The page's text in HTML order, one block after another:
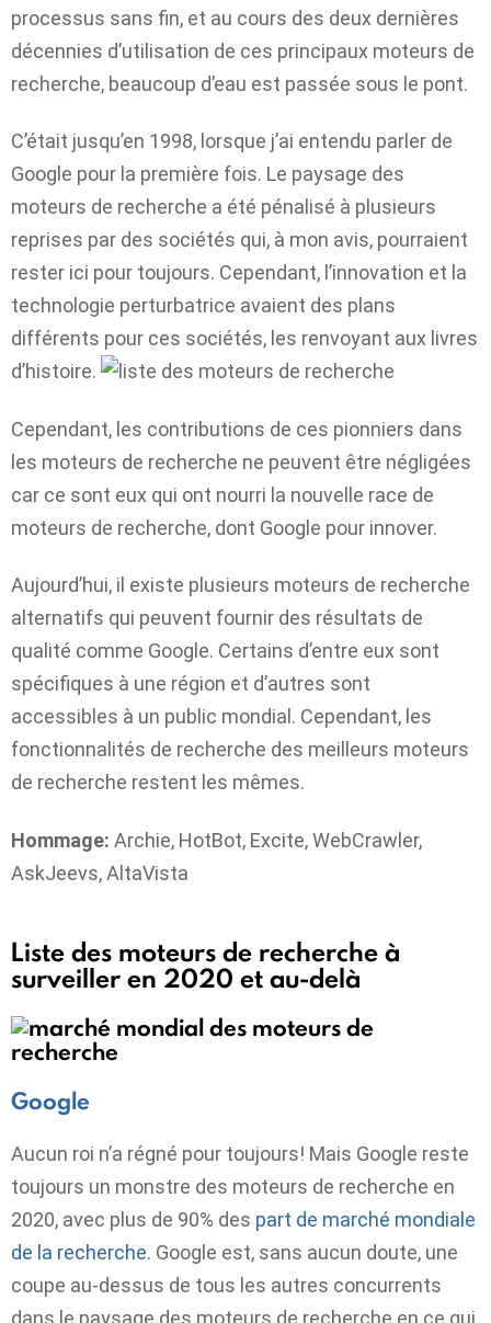
processus sans fin, et au cours des deux dernières
décennies d’utilisation de ces principaux moteurs de
recherche, beaucoup d’eau est passée sous le pont.
C’était jusqu’en 1998, lorsque j’ai entendu parler de
Google pour la première fois. Le paysage des
moteurs de recherche a été pénalisé à plusieurs
reprises par des sociétés qui, à mon avis, pourraient
rester ici pour toujours. Cependant, l’innovation et la
technologie perturbatrice avaient des plans
différents pour ces sociétés, les renvoyant aux livres
d’histoire.
Cependant, les contributions de ces pionniers dans
les moteurs de recherche ne peuvent être négligées
car ce sont eux qui ont nourri la nouvelle race de
moteurs de recherche, dont Google pour innover.
Aujourd’hui, il existe plusieurs moteurs de recherche
alternatifs qui peuvent fournir des résultats de
qualité comme Google. Certains d’entre eux sont
spécifiques à une région et d’autres sont
accessibles à un public mondial. Cependant, les
fonctionnalités de recherche des meilleurs moteurs
de recherche restent les mêmes.
Hommage: Archie, HotBot, Excite, WebCrawler,
AskJeevs, AltaVista
Liste des moteurs de recherche à
surveiller en 2020 et au-delà
Google
Aucun roi n’a régné pour toujours! Mais Google reste
toujours un monstre des moteurs de recherche en
2020, avec plus de 90% des part de marché mondiale
de la recherche. Google est, sans aucun doute, une
coupe au-dessus de tous les autres concurrents
dans le paysage des moteurs de recherche en ce qui